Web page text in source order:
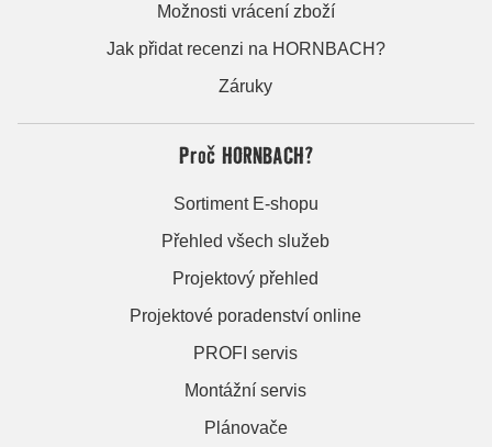
Možnosti vrácení zboží
Jak přidat recenzi na HORNBACH?
Záruky
Proč HORNBACH?
Sortiment E-shopu
Přehled všech služeb
Projektový přehled
Projektové poradenství online
PROFI servis
Montážní servis
Plánovače